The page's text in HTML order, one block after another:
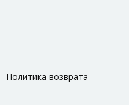
Политика возврата